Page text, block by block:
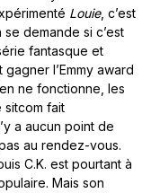
Louie, c’est
demande si c’est
fantasque et
l’Emmy award
ne fonctionne, les
sitcom fait
a aucun point de
au rendez-vous.
C.K. est pourtant à
Mais son